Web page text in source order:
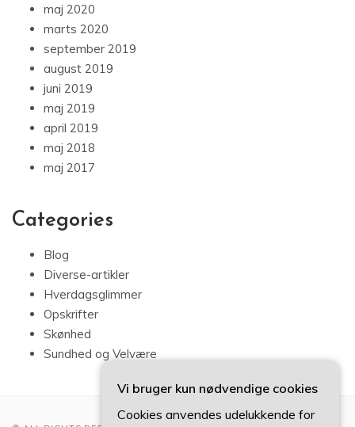
maj 2020
marts 2020
september 2019
august 2019
juni 2019
maj 2019
april 2019
maj 2018
maj 2017
Categories
Blog
Diverse-artikler
Hverdagsglimmer
Opskrifter
Skønhed
Sundhed og Velvære
Vi bruger kun nødvendige cookies
Cookies anvendes udelukkende for